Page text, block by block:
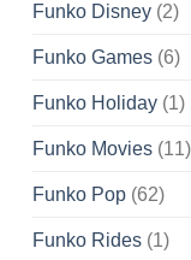
Funko Disney(2)
Funko Games(6)
Funko Holiday(1)
Funko Movies(11)
Funko Pop(62)
Funko Rides(1)